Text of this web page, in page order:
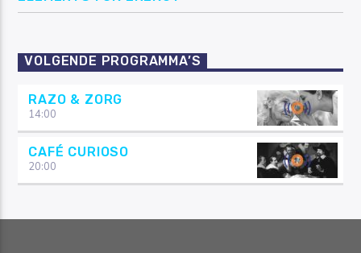
VOLGENDE PROGRAMMA’S
RAZO & ZORG
14:00
CAFÉ CURIOSO
20:00